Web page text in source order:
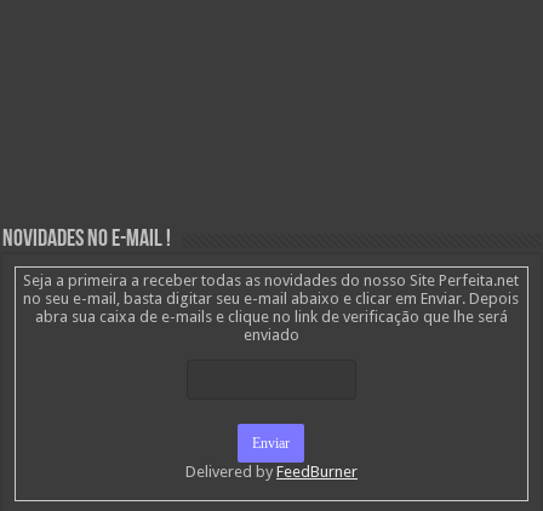
Novidades no E-mail !
Seja a primeira a receber todas as novidades do nosso Site Perfeita.net
no seu e-mail, basta digitar seu e-mail abaixo e clicar em Enviar. Depois
abra sua caixa de e-mails e clique no link de verificação que lhe será
enviado
Delivered by FeedBurner